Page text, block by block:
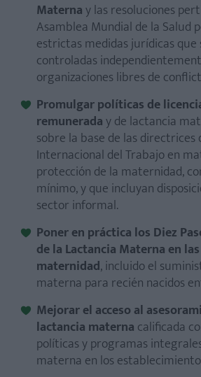
Maternay las resoluciones
Asamblea Mundial de la Salud
estrictas medidas jurídicas que
controladas
organizaciones libres de
Promulgar políticas de
remuneraday de lactancia
sobre la base de las directrices
Internacional del Trabajo en
protección de la maternidad,
mínimo, y que incluyan
sector informal.
Poner en práctica los Diez
de la Lactancia Materna en
maternidad, incluido el
materna para recién nacidos
Mejorar el acceso al
lactancia materna calificada
políticas y programas
materna en los